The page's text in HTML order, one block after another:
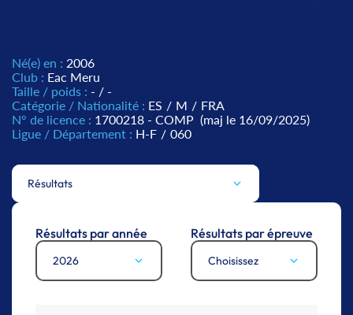
Né(e) en : 2006
Club : Eac Meru
Taille / poids : - / -
Catégorie / Nationalité : ES / M / FRA
N° de licence : 1700218 - COMP (maj le 16/09/2025)
Ligue / Département : H-F / 060
Résultats
Résultats par année
2026
Résultats par épreuve
Choisissez